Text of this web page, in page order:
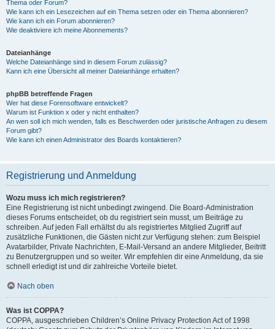
Thema oder Forum?
Wie kann ich ein Lesezeichen auf ein Thema setzen oder ein Thema abonnieren?
Wie kann ich ein Forum abonnieren?
Wie deaktiviere ich meine Abonnements?
Dateianhänge
Welche Dateianhänge sind in diesem Forum zulässig?
Kann ich eine Übersicht all meiner Dateianhänge erhalten?
phpBB betreffende Fragen
Wer hat diese Forensoftware entwickelt?
Warum ist Funktion x oder y nicht enthalten?
An wen soll ich mich wenden, falls es Beschwerden oder juristische Anfragen zu diesem
Forum gibt?
Wie kann ich einen Administrator des Boards kontaktieren?
Registrierung und Anmeldung
Wozu muss ich mich registrieren?
Eine Registrierung ist nicht unbedingt zwingend. Die Board-Administration
dieses Forums entscheidet, ob du registriert sein musst, um Beiträge zu
schreiben. Auf jeden Fall erhältst du als registriertes Mitglied Zugriff auf
zusätzliche Funktionen, die Gästen nicht zur Verfügung stehen: zum Beispiel
Avatarbilder, Private Nachrichten, E-Mail-Versand an andere Mitglieder, Beitritt
zu Benutzergruppen und so weiter. Wir empfehlen dir eine Anmeldung, da sie
schnell erledigt ist und dir zahlreiche Vorteile bietet.
Nach oben
Was ist COPPA?
COPPA, ausgeschrieben Children’s Online Privacy Protection Act of 1998